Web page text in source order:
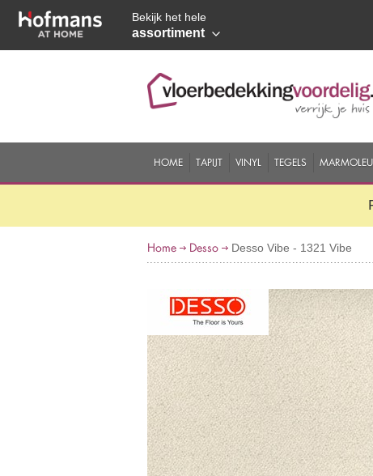
Bekijk het hele
assortiment
HOME TAPIJT VINYL TEGELS
Home Desso Desso Vibe - 1321 Vibe